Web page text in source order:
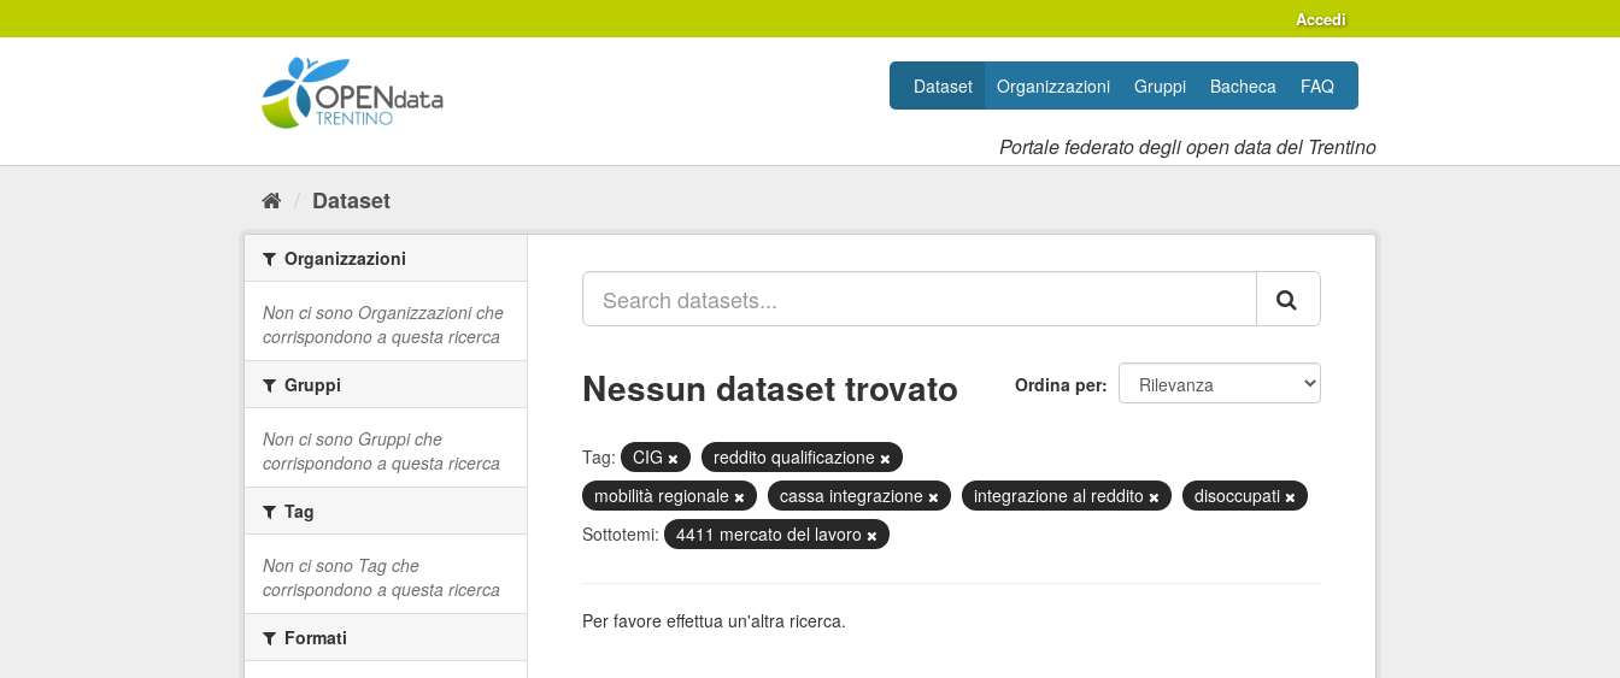
al
Accedi
Portale federato degli open data del Trentino
Dataset Organizzazioni Gruppi Bacheca FAQ
Dataset
Organizzazioni
Non ci sono Organizzazioni che
corrispondono a questa ricerca
Gruppi
Non ci sono Gruppi che
corrispondono a questa ricerca
Tag
Non ci sono Tag che
corrispondono a questa ricerca
Formati
Ordina per
Nessun dataset trovato
Tag: CIG
reddito qualificazione
mobilità regionale
cassa integrazione integrazione al reddito
disoccupati
Sottotemi:
4411 mercato del lavoro
Per favore effettua un'altra ricerca.